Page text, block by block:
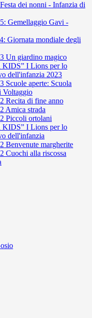
dei nonni - Infanzia di
Gemellaggio Gavi -
Giornata mondiale degli
Un giardino magico
KIDS” I Lions per lo
dell'infanzia 2023
Scuole aperte: Scuola
Voltaggio
Recita di fine anno
Amica strada
Piccoli ortolani
KIDS” I Lions per lo
dell'infanzia
Benvenute margherite
Cuochi alla riscossa